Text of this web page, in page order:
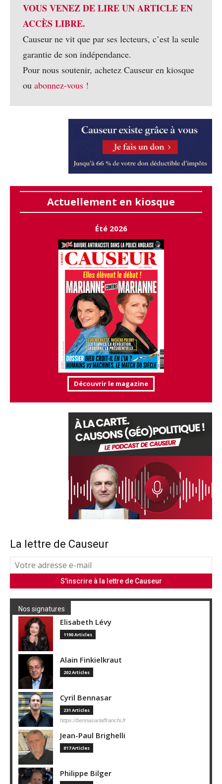
VOUS VENEZ DE LIRE UN ARTICLE EN
ACCÈS LIBRE.
Causeur ne vit que par ses lecteurs, c’est la seule
garantie de son indépendance.
Pour nous soutenir, achetez Causeur en kiosque
ou abonnez-vous !
Actuellement en kiosque
Été 2026
Découvrir le magazine
La lettre de Causeur
Nos signatures
Elisabeth Lévy
1190 Articles
Alain Finkielkraut
202 Articles
Cyril Bennasar
231 Articles
https://bennasarlaffranchi.fr
Jean-Paul Brighelli
817 Articles
Philippe Bilger